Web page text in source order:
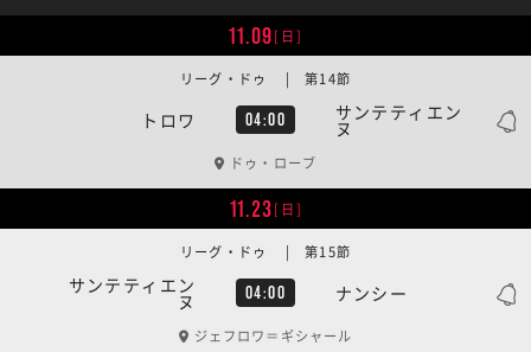
11.09[日]
トロワ 04:00 サンテティエン
ヌ
リーグ・ドゥ | 第14節
ドゥ・ローブ
11.23[日]
サンテティエン
ヌ 04:00 ナンシー
リーグ・ドゥ | 第15節
ジェフロワ＝ギシャール